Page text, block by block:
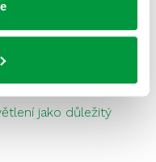
jako důležitý